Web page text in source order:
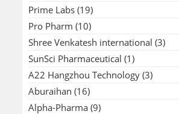
Prime Labs (19)
Pro Pharm (10)
Shree Venkatesh international (3)
SunSci Pharmaceutical (1)
A22 Hangzhou Technology (3)
Aburaihan (16)
Alpha-Pharma (9)